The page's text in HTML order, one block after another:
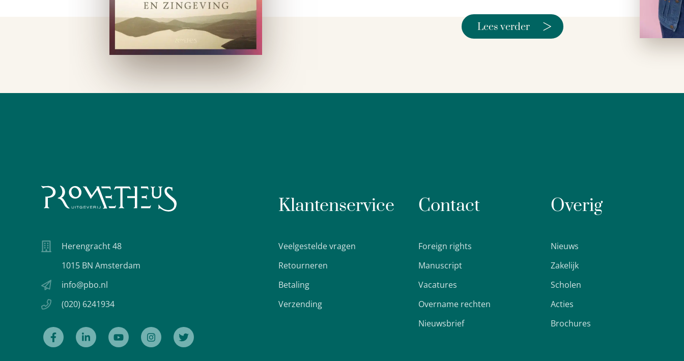
Lees verder >
Herengracht 48
1015 BN Amsterdam
info@pbo.nl
(020) 6241934
Klantenservice
Veelgestelde vragen
Retourneren
Betaling
Verzending
Contact
Foreign rights
Manuscript
Vacatures
Overname rechten
Nieuwsbrief
Overig
Nieuws
Zakelijk
Scholen
Acties
Brochures